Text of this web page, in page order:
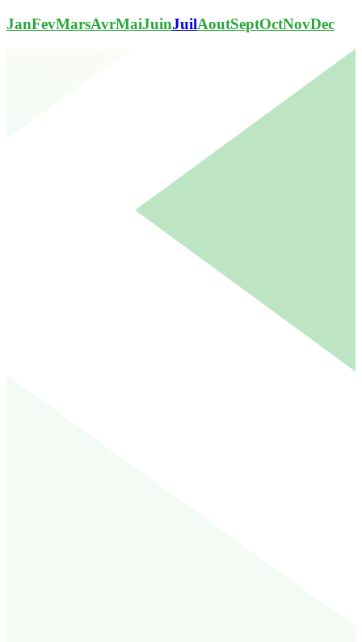
JanFevMarsAvrMaiJuinJuilAoutSeptOctNovDec